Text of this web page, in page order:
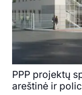
PPP projektų
areštinė ir